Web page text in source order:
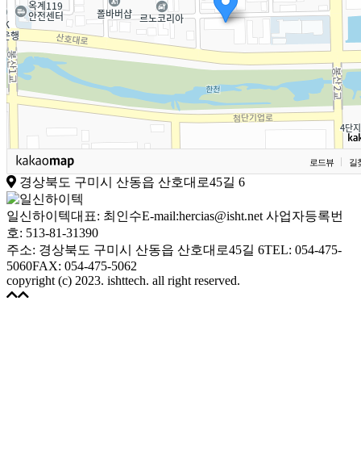
로드뷰 길
경상북도 구미시 산동읍 산호대로45길 6
일신하이텍대표: 최인수E-mail:hercias@isht.net 사업자등록번
호: 513-81-31390
주소: 경상북도 구미시 산동읍 산호대로45길 6TEL: 054-475-
5060FAX: 054-475-5062
copyright (c) 2023. ishttech. all right reserved.